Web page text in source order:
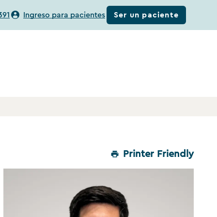
Ingreso para pacientes Ser un paciente
Printer Friendly